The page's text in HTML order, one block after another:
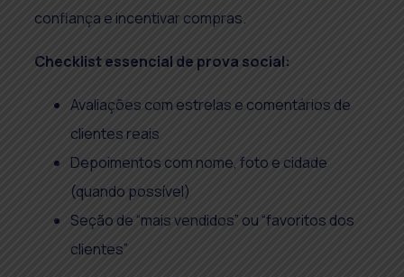
confiança e incentivar compras.
Checklist essencial de prova social:
Avaliações com estrelas e comentários de
clientes reais
Depoimentos com nome, foto e cidade
(quando possível)
Seção de “mais vendidos” ou “favoritos dos
clientes”